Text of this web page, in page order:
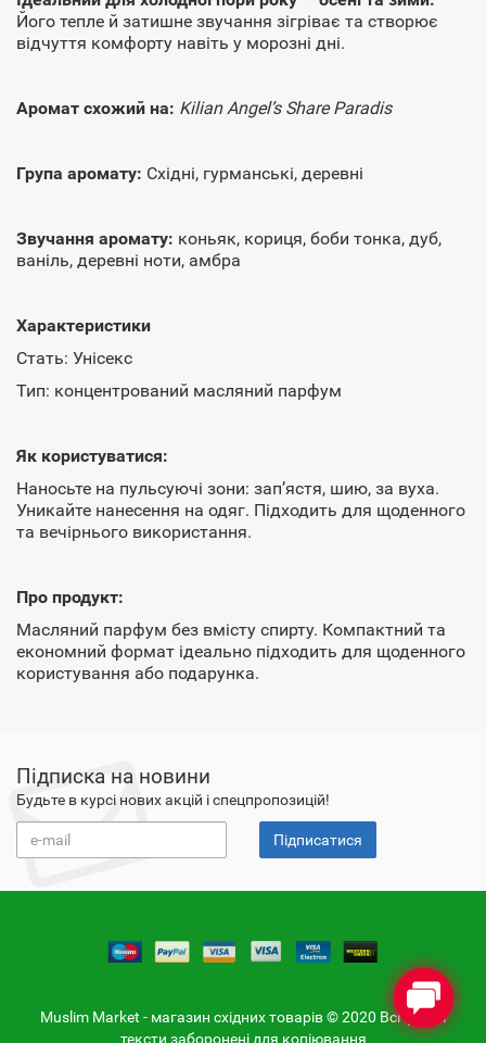
Його тепле й затишне звучання зігріває та створює
відчуття комфорту навіть у морозні дні.
Аромат схожий на: Kilian Angel’s Share Paradis
Група аромату: Східні, гурманські, деревні
Звучання аромату: коньяк, кориця, боби тонка, дуб,
ваніль, деревні ноти, амбра
Характеристики
Стать: Унісекс
Тип: концентрований масляний парфум
Як користуватися:
Наносьте на пульсуючі зони: зап’ястя, шию, за вуха.
Уникайте нанесення на одяг. Підходить для щоденного
та вечірнього використання.
Про продукт:
Масляний парфум без вмісту спирту. Компактний та
економний формат ідеально підходить для щоденного
користування або подарунка.
Підписка на новини
Будьте в курсі нових акцій і спецпропозицій!
Підписатися
Muslim Market - магазин східних товарів © 2020 Всі фото і
тексти заборонені для копіювання